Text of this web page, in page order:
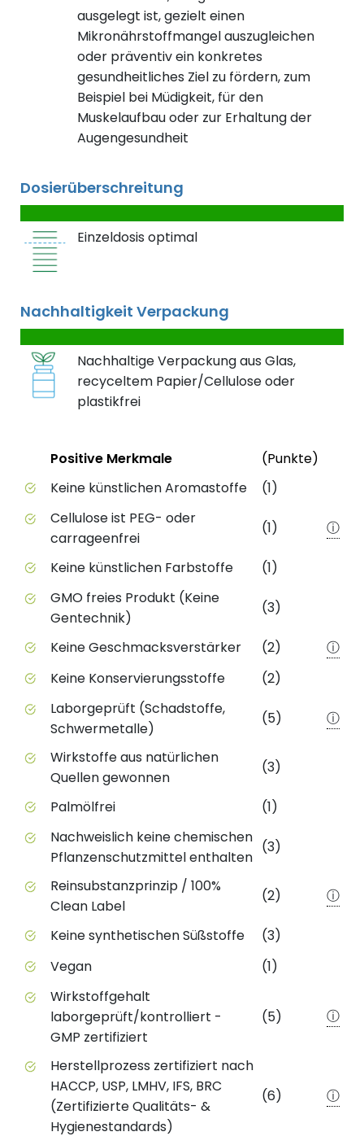
ausgelegt ist, gezielt einen
Mikronährstoffmangel auszugleichen
oder präventiv ein konkretes
gesundheitliches Ziel zu fördern, zum
Beispiel bei Müdigkeit, für den
Muskelaufbau oder zur Erhaltung der
Augengesundheit
Dosierüberschreitung
Einzeldosis optimal
Nachhaltigkeit Verpackung
Nachhaltige Verpackung aus Glas,
recyceltem Papier/Cellulose oder
plastikfrei
Positive Merkmale des Produkts mit
StatusPositive Merkmale (Punkte)
Keine künstlichen Aromastoffe
(1)
Cellulose ist PEG- oder
carrageenfrei
(1) ⓘ
Keine künstlichen Farbstoffe
(1)
GMO freies Produkt (Keine
Gentechnik)
(3)
Keine Geschmacksverstärker (2)
ⓘ
Keine Konservierungsstoffe
(2)
Laborgeprüft (Schadstoffe,
Schwermetalle)
(5) ⓘ
Wirkstoffe aus natürlichen
Quellen gewonnen
(3)
Palmölfrei
(1)
Nachweislich keine chemischen
Pflanzenschutzmittel enthalten
(3)
Reinsubstanzprinzip / 100%
Clean Label
(2) ⓘ
Keine synthetischen Süßstoffe
(3)
Vegan
(1)
Wirkstoffgehalt
laborgeprüft/kontrolliert -
GMP zertifiziert
(5) ⓘ
Herstellprozess zertifiziert nach
HACCP, USP, LMHV, IFS, BRC
(Zertifizierte Qualitäts- &
Hygienestandards)
(6) ⓘ